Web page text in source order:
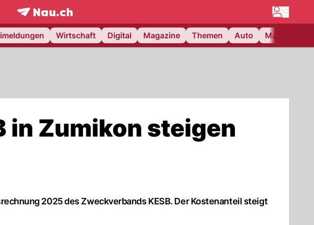
frontpage.NAU.ch
Wirtschaft Digital Magazine Themen Auto Matchcenter
in Zumikon steigen
2025 des Zweckverbands KESB. Der Kostenanteil steigt